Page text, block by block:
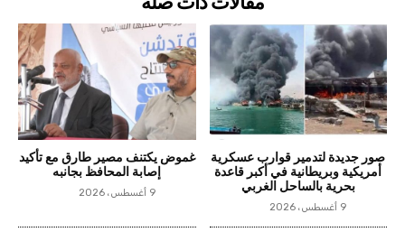
صور جديدة لتدمير قوارب عسكرية
أمريكية وبريطانية في أكبر قاعدة
بحرية بالساحل الغربي
9 أغسطس، 2026
غموض يكتنف مصير طارق مع تأكيد
إصابة المحافظ بجانبه
9 أغسطس، 2026